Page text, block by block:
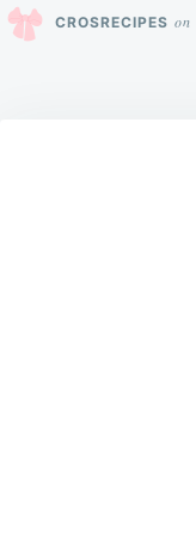
CROSRECIPES on